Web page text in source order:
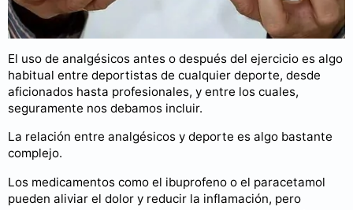
El uso de analgésicos antes o después del ejercicio es algo
habitual entre deportistas de cualquier deporte, desde
aficionados hasta profesionales, y entre los cuales,
seguramente nos debamos incluir.
La relación entre analgésicos y deporte es algo bastante
complejo.
Los medicamentos como el ibuprofeno o el paracetamol
pueden aliviar el dolor y reducir la inflamación, pero